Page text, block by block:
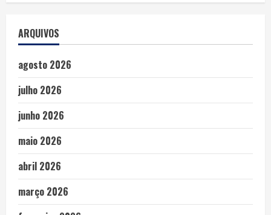
ARQUIVOS
agosto 2026
julho 2026
junho 2026
maio 2026
abril 2026
março 2026